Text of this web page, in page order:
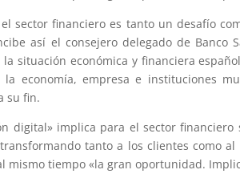
sector financiero es tanto un desafío
así el consejero delegado de Banco
situación económica y financiera
economía, empresa e instituciones
su fin.
digital» implica para el sector
tanto a los clientes como
mismo tiempo «la gran oportunidad.